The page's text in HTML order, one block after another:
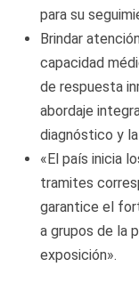
para su
Brindar
capacidad
de respuesta
abordaje
diagnóstico y
«El país inicia
tramites
garantice el
a grupos de la
exposición».